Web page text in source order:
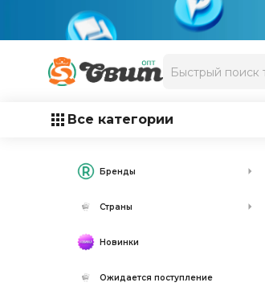
Все категории
Бренды
Страны
Новинки
Ожидается поступление